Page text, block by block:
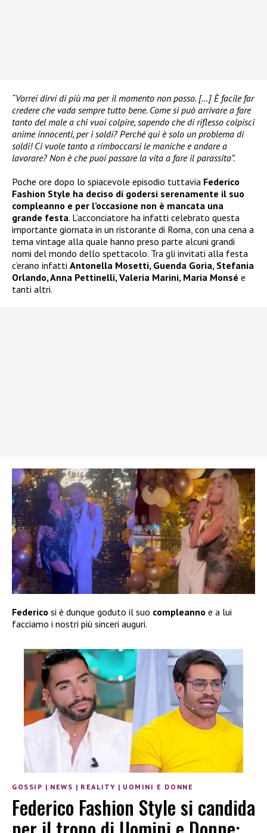
“Vorrei dirvi di più ma per il momento non posso. […] È facile far
credere che vada sempre tutto bene. Come si può arrivare a fare
tanto del male a chi vuoi colpire, sapendo che di riflesso colpisci
anime innocenti, per i soldi? Perché qui è solo un problema di
soldi! Ci vuole tanto a rimboccarsi le maniche e andare a
lavorare? Non è che puoi passare la vita a fare il parassita”.
Poche ore dopo lo spiacevole episodio tuttavia Federico
Fashion Style ha deciso di godersi serenamente il suo
compleanno e per l’occasione non è mancata una
grande festa. L’acconciatore ha infatti celebrato questa
importante giornata in un ristorante di Roma, con una cena a
tema vintage alla quale hanno preso parte alcuni grandi
nomi del mondo dello spettacolo. Tra gli invitati alla festa
c’erano infatti Antonella Mosetti, Guenda Goria, Stefania
Orlando, Anna Pettinelli, Valeria Marini, Maria Monsé e
tanti altri.
Federico si è dunque goduto il suo compleanno e a lui
facciamo i nostri più sinceri auguri.
GOSSIP | NEWS | REALITY | UOMINI E DONNE
Federico Fashion Style si candida